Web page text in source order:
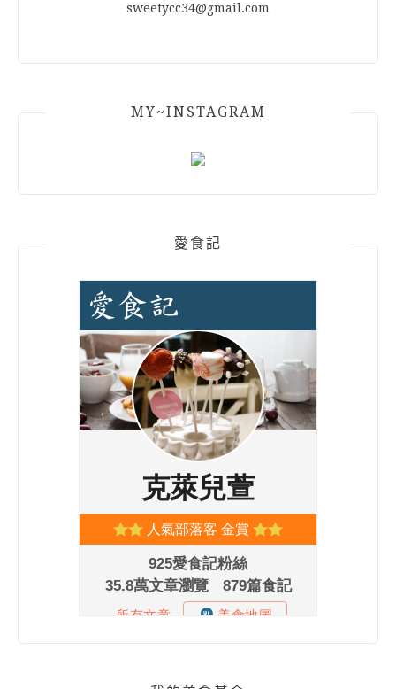
sweetycc34@gmail.com
MY~INSTAGRAM
愛食記